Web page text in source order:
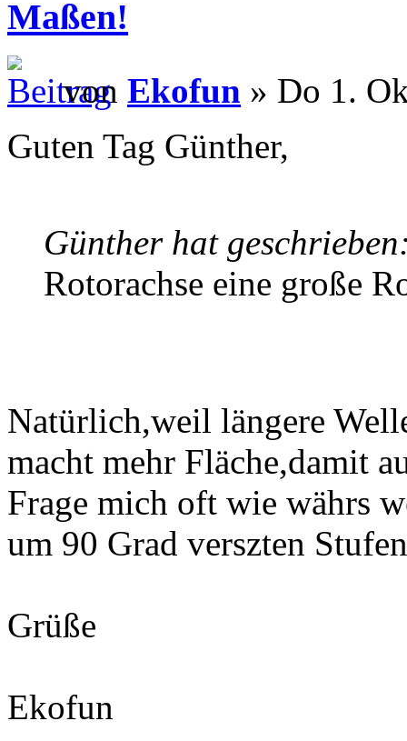
Maßen!
von Ekofun » Do 1.
Guten Tag Günther,
Günther hat
Rotorachse eine große
Natürlich,weil längere
macht mehr Fläche,damit
Frage mich oft wie währs
um 90 Grad verszten
Grüße
Ekofun